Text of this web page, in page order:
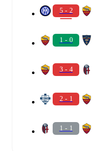
5 - 2
1 - 0
3 - 4
2 - 1
1 - 1